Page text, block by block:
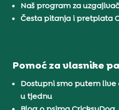
Naš program za
Česta pitanja i pretplata
Pomoć za vlasnike
Dostupni smo putem live
u tjednu